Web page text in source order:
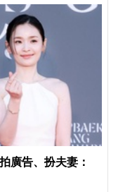
廣告、扮夫妻：